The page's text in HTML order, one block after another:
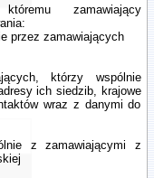
zamawiający
przez zamawiających
którzy wspólnie
ich siedzib, krajowe
wraz z danymi do
z zamawiającymi z